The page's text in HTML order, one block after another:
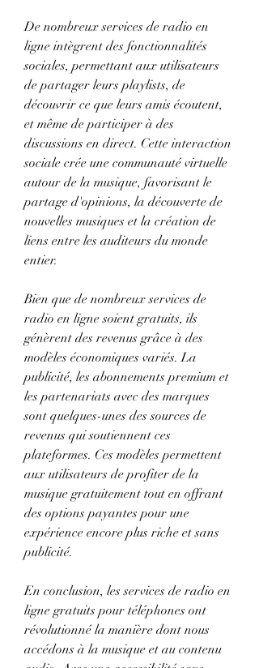
De nombreux services de radio en
ligne intègrent des fonctionnalités
sociales, permettant aux utilisateurs
de partager leurs playlists, de
découvrir ce que leurs amis écoutent,
et même de participer à des
discussions en direct. Cette interaction
sociale crée une communauté virtuelle
autour de la musique, favorisant le
partage d'opinions, la découverte de
nouvelles musiques et la création de
liens entre les auditeurs du monde
entier.
Bien que de nombreux services de
radio en ligne soient gratuits, ils
génèrent des revenus grâce à des
modèles économiques variés. La
publicité, les abonnements premium et
les partenariats avec des marques
sont quelques-unes des sources de
revenus qui soutiennent ces
plateformes. Ces modèles permettent
aux utilisateurs de profiter de la
musique gratuitement tout en offrant
des options payantes pour une
expérience encore plus riche et sans
publicité.
En conclusion, les services de radio en
ligne gratuits pour téléphones ont
révolutionné la manière dont nous
accédons à la musique et au contenu